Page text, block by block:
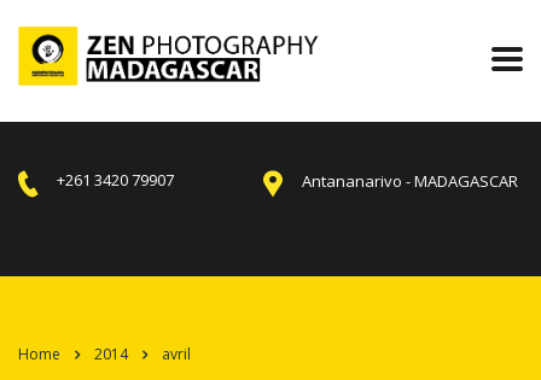
+261 3420 79907 Antananarivo - MADAGASCAR
Home 2014 avril